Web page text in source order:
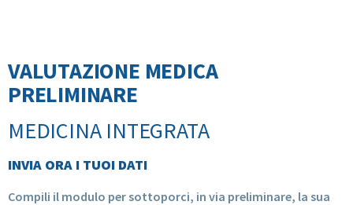
VALUTAZIONE MEDICA
PRELIMINARE
MEDICINA INTEGRATA
INVIA ORA I TUOI DATI
Compili il modulo per sottoporci, in via preliminare, la sua